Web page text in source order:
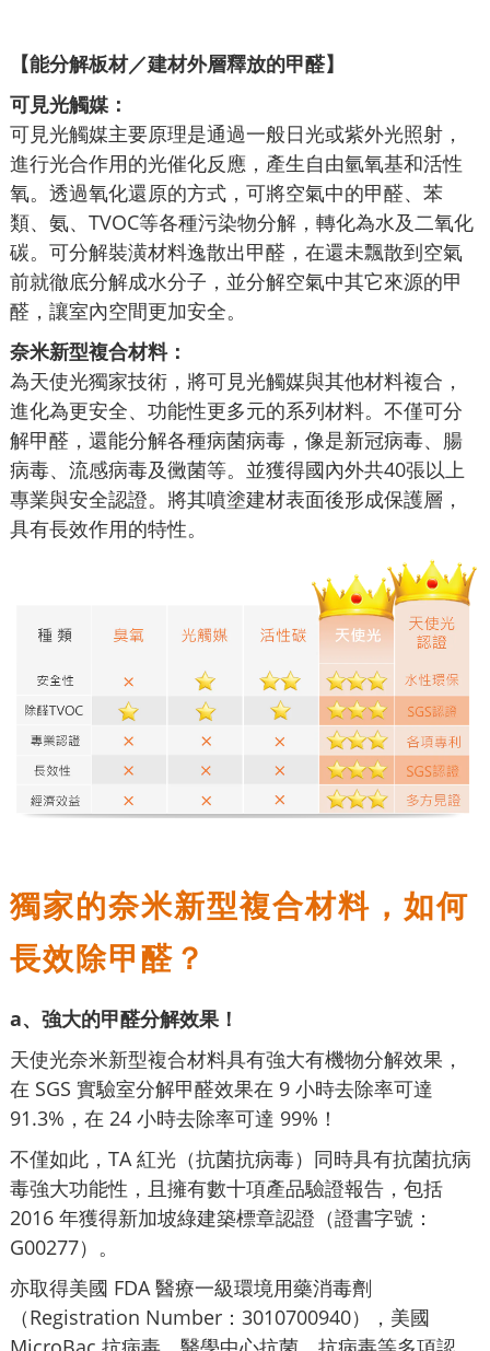
【能分解板材／建材外層釋放的甲醛】
可見光觸媒：
可見光觸媒主要原理是通過一般日光或紫外光照射，
進行光合作用的光催化反應，產生自由氫氧基和活性
氧。透過氧化還原的方式，可將空氣中的甲醛、苯
類、氨、TVOC等各種污染物分解，轉化為水及二氧化
碳。可分解裝潢材料逸散出甲醛，在還未飄散到空氣
前就徹底分解成水分子，並分解空氣中其它來源的甲
醛，讓室內空間更加安全。
奈米新型複合材料：
為天使光獨家技術，將可見光觸媒與其他材料複合，
進化為更安全、功能性更多元的系列材料。不僅可分
解甲醛，還能分解各種病菌病毒，像是新冠病毒、腸
病毒、流感病毒及黴菌等。並獲得國內外共40張以上
專業與安全認證。將其噴塗建材表面後形成保護層，
具有長效作用的特性。
獨家的奈米新型複合材料，如何
長效除甲醛？
a、強大的甲醛分解效果！
天使光奈米新型複合材料具有強大有機物分解效果，
在 SGS 實驗室分解甲醛效果在 9 小時去除率可達
91.3%，在 24 小時去除率可達 99%！
不僅如此，TA 紅光（抗菌抗病毒）同時具有抗菌抗病
毒強大功能性，且擁有數十項產品驗證報告，包括
2016 年獲得新加坡綠建築標章認證（證書字號：
G00277）。
亦取得美國 FDA 醫療一級環境用藥消毒劑
（Registration Number：3010700940），美國